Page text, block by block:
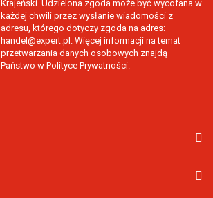
Krajeński. Udzielona zgoda może być wycofana w
każdej chwili przez wysłanie wiadomości z
adresu, którego dotyczy zgoda na adres:
handel@expert.pl. Więcej informacji na temat
przetwarzania danych osobowych znajdą
Państwo w Polityce Prywatności.